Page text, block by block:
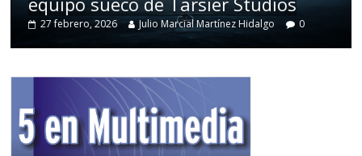
27 febrero, 2026 Julio Marcial Martínez Hidalgo 0